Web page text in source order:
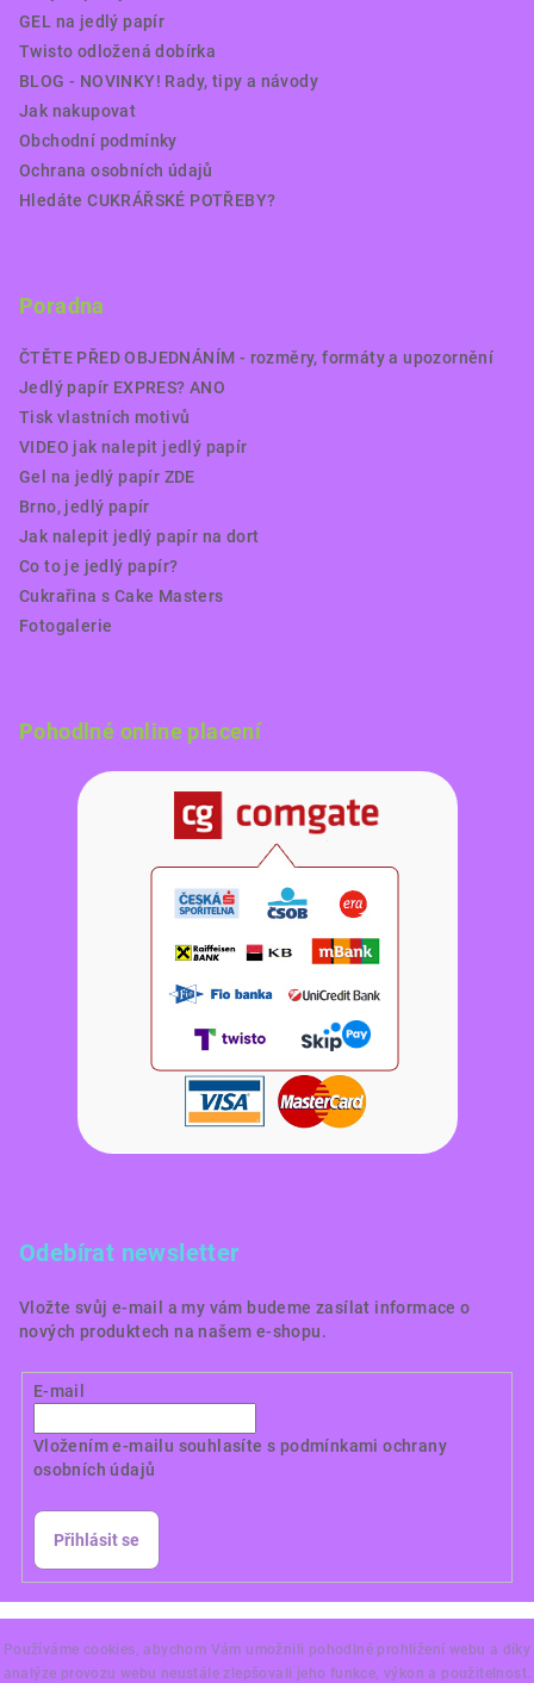
Používáme cookies, abychom Vám umožnili pohodlné prohlížení webu a díky
analýze provozu webu neustále zlepšovali jeho funkce, výkon a použitelnost.
GEL na jedlý papír
Twisto odložená dobírka
BLOG - NOVINKY! Rady, tipy a návody
Jak nakupovat
Obchodní podmínky
Ochrana osobních údajů
Hledáte CUKRÁŘSKÉ POTŘEBY?
Poradna
ČTĚTE PŘED OBJEDNÁNÍM - rozměry, formáty a upozornění
Jedlý papír EXPRES? ANO
Tisk vlastních motivů
VIDEO jak nalepit jedlý papír
Gel na jedlý papír ZDE
Brno, jedlý papír
Jak nalepit jedlý papír na dort
Co to je jedlý papír?
Cukrařina s Cake Masters
Fotogalerie
Pohodlné online placení
Odebírat newsletter
Vložte svůj e-mail a my vám budeme zasílat informace o
nových produktech na našem e-shopu.
E-mail
Vložením e-mailu souhlasíte s podmínkami ochrany
osobních údajů
Přihlásit se
vyhrazena.